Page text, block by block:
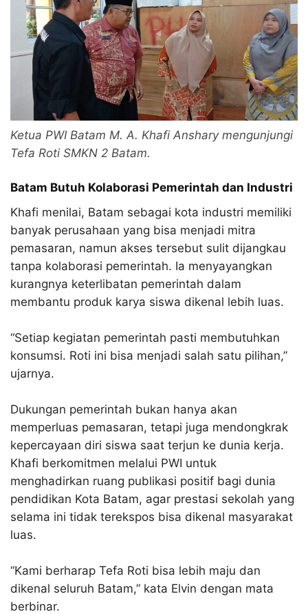
Ketua PWI Batam M. A. Khafi Anshary mengunjungi
Tefa Roti SMKN 2 Batam.
Batam Butuh Kolaborasi Pemerintah dan Industri
Khafi menilai, Batam sebagai kota industri memiliki
banyak perusahaan yang bisa menjadi mitra
pemasaran, namun akses tersebut sulit dijangkau
tanpa kolaborasi pemerintah. Ia menyayangkan
kurangnya keterlibatan pemerintah dalam
membantu produk karya siswa dikenal lebih luas.​
“Setiap kegiatan pemerintah pasti membutuhkan
konsumsi. Roti ini bisa menjadi salah satu pilihan,”
ujarnya.​
Dukungan pemerintah bukan hanya akan
memperluas pemasaran, tetapi juga mendongkrak
kepercayaan diri siswa saat terjun ke dunia kerja.
Khafi berkomitmen melalui PWI untuk
menghadirkan ruang publikasi positif bagi dunia
pendidikan Kota Batam, agar prestasi sekolah yang
selama ini tidak terekspos bisa dikenal masyarakat
luas.​
“Kami berharap Tefa Roti bisa lebih maju dan
dikenal seluruh Batam,” kata Elvin dengan mata
berbinar.​